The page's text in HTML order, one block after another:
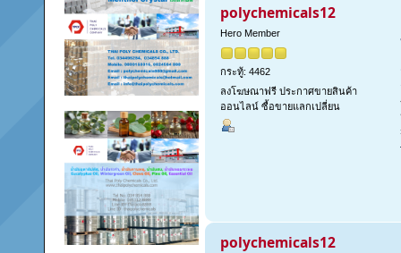
polychemicals12
Hero Member
กระทู้: 4462
ลงโฆษณาฟรี ประกาศขายสินค้า
ออนไลน์ ซื้อขายแลกเปลี่ยน
polychemicals12